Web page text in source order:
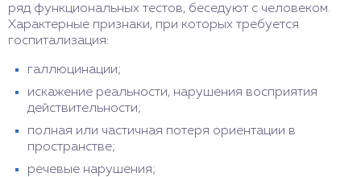
ряд функциональных тестов, беседуют с человеком.
Характерные признаки, при которых требуется
госпитализация:
галлюцинации;
искажение реальности, нарушения восприятия
действительности;
полная или частичная потеря ориентации в
пространстве;
речевые нарушения;